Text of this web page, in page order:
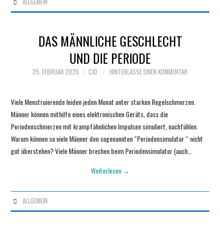
DAS MÄNNLICHE GESCHLECHT
UND DIE PERIODE
25. FEBRUAR 2026 CJD HINTERLASSE EINEN KOMMENTAR
Viele Menstruierende leiden jeden Monat unter starken Regelschmerzen.
Männer können mithilfe eines elektronischen Geräts, dass die
Periodenschmerzen mit krampfähnlichen Impulsen simuliert, nachfühlen.
Warum können so viele Männer den sogenannten “Periodensimulator “ nicht
gut überstehen? Viele Männer brechen beim Periodensimulator (auch…
Weiterlesen →
ALLGEMEIN